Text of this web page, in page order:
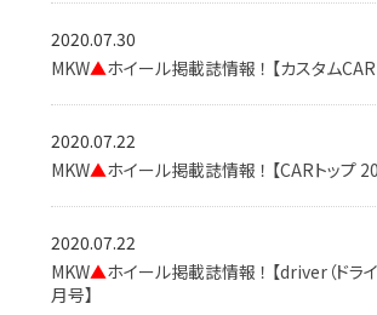
2020.07.30
MKW▲ホイール掲載誌情報 ！ 【カスタム
2020.07.22
MKW▲ホイール掲載誌情報 ！ 【CARトップ
2020.07.22
MKW▲ホイール掲載誌情報 ！ 【driver（ドラ
月号】